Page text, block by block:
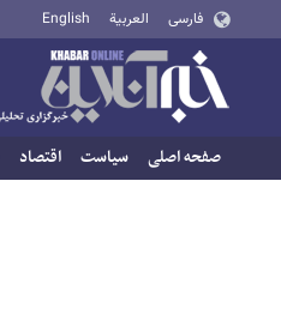
فارسی العربية English
صفحه اصلی سیاست اقتصاد